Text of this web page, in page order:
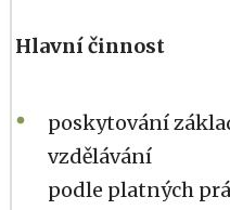
Hlavní činnost
poskytování
vzdělávání
podle platných